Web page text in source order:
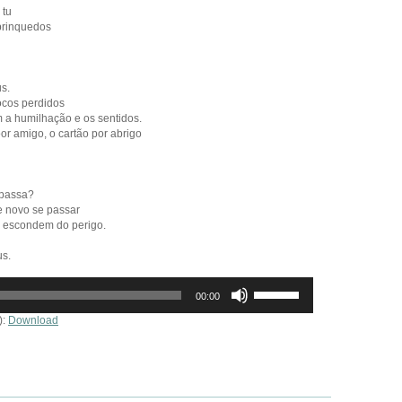
perdidos
a humilhação e os sentidos.
amigo, o cartão por abrigo
novo se passar
escondem do perigo.
00:00
as
setas
diminuir
Download